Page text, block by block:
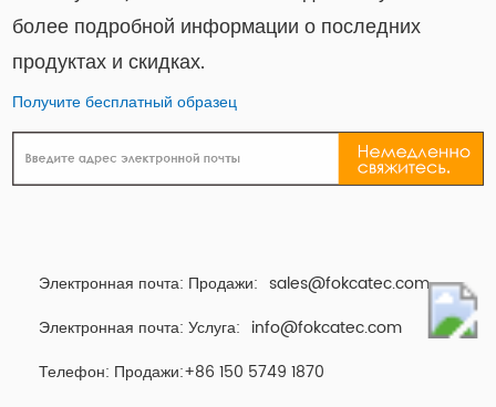
более подробной информации о последних
продуктах и ​​скидках.
Получите бесплатный образец
Электронная почта: Продажи: sales@fokcatec.com
Электронная почта: Услуга: info@fokcatec.com
Телефон: Продажи:+86 150 5749 1870